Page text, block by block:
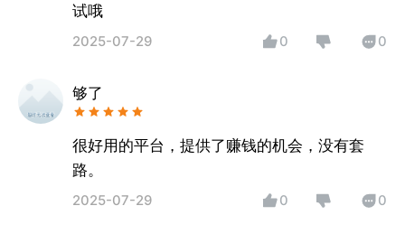
试哦
2025-07-29 0 0
够了
很好用的平台，提供了赚钱的机会，没有套
路。
2025-07-29 0 0